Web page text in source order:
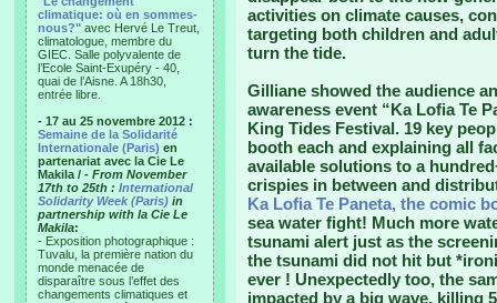
climatique: où en sommes-
nous?" avec Hervé Le Treut,
climatologue, membre du
GIEC. Salle polyvalente de
l’Ecole Saint-Exupéry - 40,
quai de l’Aisne. A 18h30,
entrée libre.
- 17 au 25 novembre 2012 :
Semaine de la Solidarité
Internationale (Paris) en
partenariat avec la Cie Le
Makila / - From November
17th to 25th : International
Solidarity Week (Paris) in
partnership with la Cie Le
Makila:
- Exposition photographique :
Tuvalu, la première nation du
monde menacée de
disparaître sous l’effet des
changements climatiques et
activities on climate causes,
targeting both children and
turn the tide.
Gilliane showed the audience
awareness event “Ka Lofia Te
King Tides Festival. 19 key
booth each and explaining all
available solutions to a
crispies in between and
Ka Lofia Te Paneta, the comic
sea water fight! Much more
tsunami alert just as the
the tsunami did not hit but
ever ! Unexpectedly too, the
impacted by a big wave, killing